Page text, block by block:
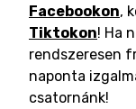
Facebookon,
Tiktokon! Ha
rendszeresen
naponta
csatornánk!